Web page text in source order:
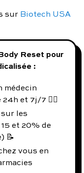
sur Biotech USA
Reset pour
:
médecin
et 7j/7 👨‍⚕️
les
et 20% de
📝
vous en